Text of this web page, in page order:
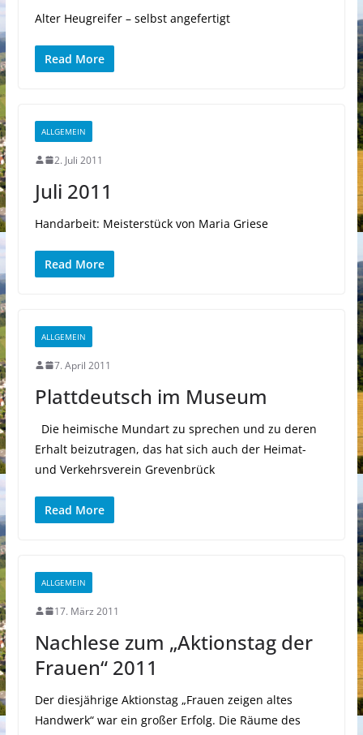
Alter Heugreifer – selbst angefertigt
Read More
ALLGEMEIN
2. Juli 2011
Juli 2011
Handarbeit: Meisterstück von Maria Griese
Read More
ALLGEMEIN
7. April 2011
Plattdeutsch im Museum
Die heimische Mundart zu sprechen und zu deren
Erhalt beizutragen, das hat sich auch der Heimat-
und Verkehrsverein Grevenbrück
Read More
ALLGEMEIN
17. März 2011
Nachlese zum „Aktionstag der
Frauen“ 2011
Der diesjährige Aktionstag „Frauen zeigen altes
Handwerk“ war ein großer Erfolg. Die Räume des